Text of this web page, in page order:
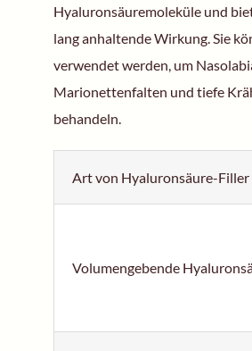
Hyaluronsäuremoleküle und
lang anhaltende Wirkung. Sie
verwendet werden, um
Marionettenfalten und tiefe
behandeln.
Art von Hyaluronsäure-Filler
Volumengebende